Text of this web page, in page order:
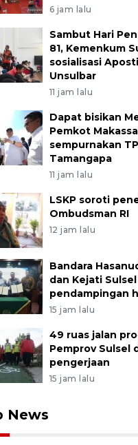
6 jam lalu
Sambut Hari
81, Kemenkum
sosialisasi
Unsulbar
11 jam lalu
Dapat bisikan
Pemkot
sempurnakan
Tamangapa
11 jam lalu
LSKP soroti
Ombudsman RI
12 jam lalu
Bandara
dan Kejati
pendampingan
15 jam lalu
49 ruas jalan
Pemprov Sulsel
pengerjaan
15 jam lalu
News